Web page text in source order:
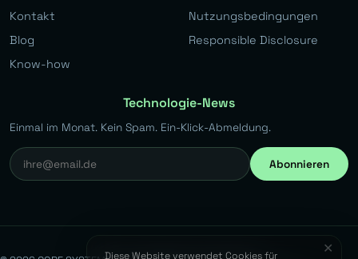
Kontakt
Blog
Know-how
Nutzungsbedingungen
Responsible Disclosure
Technologie-News
Einmal im Monat. Kein Spam. Ein-Klick-Abmeldung.
Abonnieren
✕
Diese Website verwendet Cookies für